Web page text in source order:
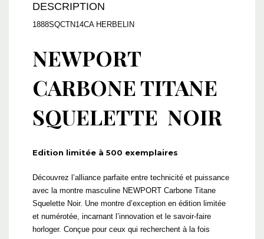
DESCRIPTION
1888SQCTN14CA HERBELIN
NEWPORT
CARBONE TITANE
SQUELETTE NOIR
Edition limitée à 500 exemplaires
Découvrez l’alliance parfaite entre technicité et puissance
avec la montre masculine NEWPORT Carbone Titane
Squelette Noir. Une montre d’exception en édition limitée
et numérotée, incarnant l’innovation et le savoir-faire
horloger. Conçue pour ceux qui recherchent à la fois